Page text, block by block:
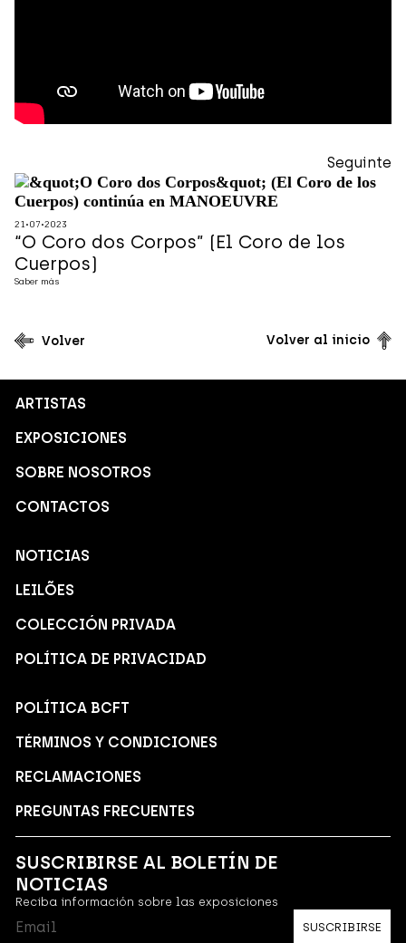
Seguinte
21.07.2023
“O Coro dos Corpos” (El Coro de los
Cuerpos)
Saber más
Volver Volver al inicio
ARTISTAS
EXPOSICIONES
SOBRE NOSOTROS
CONTACTOS
NOTICIAS
LEILÕES
COLECCIÓN PRIVADA
POLÍTICA DE PRIVACIDAD
POLÍTICA BCFT
TÉRMINOS Y CONDICIONES
RECLAMACIONES
PREGUNTAS FRECUENTES
SUSCRIBIRSE AL BOLETÍN DE
NOTICIAS
Reciba información sobre las exposiciones
"O Coro dos Corpos" (El Coro de los Cuerpos) continúa